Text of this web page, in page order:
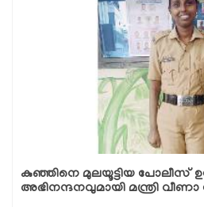
കുഞ്ഞിനെ മുലയൂട്ടിയ പോലീസ്
അഭിനന്ദനവുമായി മന്ത്രി